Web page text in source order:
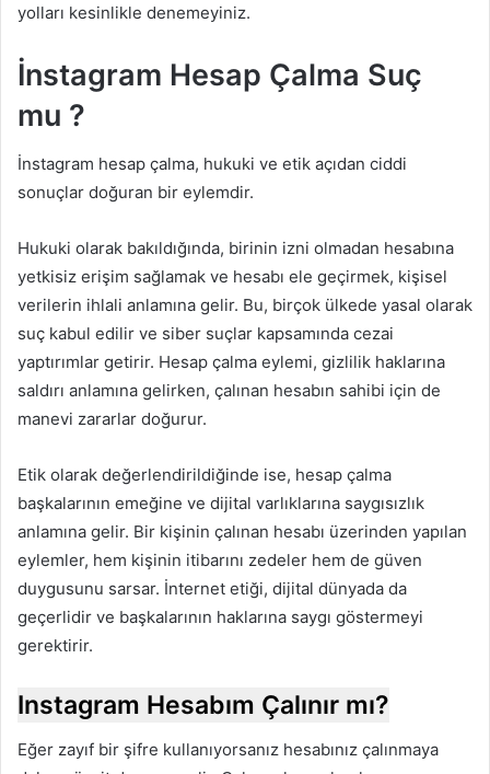
yolları kesinlikle denemeyiniz.
İnstagram Hesap Çalma Suç
mu ?
İnstagram hesap çalma, hukuki ve etik açıdan ciddi
sonuçlar doğuran bir eylemdir.
Hukuki olarak bakıldığında, birinin izni olmadan hesabına
yetkisiz erişim sağlamak ve hesabı ele geçirmek, kişisel
verilerin ihlali anlamına gelir. Bu, birçok ülkede yasal olarak
suç kabul edilir ve siber suçlar kapsamında cezai
yaptırımlar getirir. Hesap çalma eylemi, gizlilik haklarına
saldırı anlamına gelirken, çalınan hesabın sahibi için de
manevi zararlar doğurur.
Etik olarak değerlendirildiğinde ise, hesap çalma
başkalarının emeğine ve dijital varlıklarına saygısızlık
anlamına gelir. Bir kişinin çalınan hesabı üzerinden yapılan
eylemler, hem kişinin itibarını zedeler hem de güven
duygusunu sarsar. İnternet etiği, dijital dünyada da
geçerlidir ve başkalarının haklarına saygı göstermeyi
gerektirir.
Instagram Hesabım Çalınır mı?
Eğer zayıf bir şifre kullanıyorsanız hesabınız çalınmaya